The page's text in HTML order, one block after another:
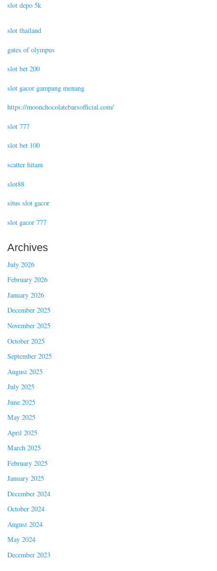
slot depo 5k
slot thailand
gates of olympus
slot bet 200
slot gacor gampang menang
https://moonchocolatebarsofficial.com/
slot 777
slot bet 100
scatter hitam
slot88
situs slot gacor
slot gacor 777
Archives
July 2026
February 2026
January 2026
December 2025
November 2025
October 2025
September 2025
August 2025
July 2025
June 2025
May 2025
April 2025
March 2025
February 2025
January 2025
December 2024
October 2024
August 2024
May 2024
December 2023